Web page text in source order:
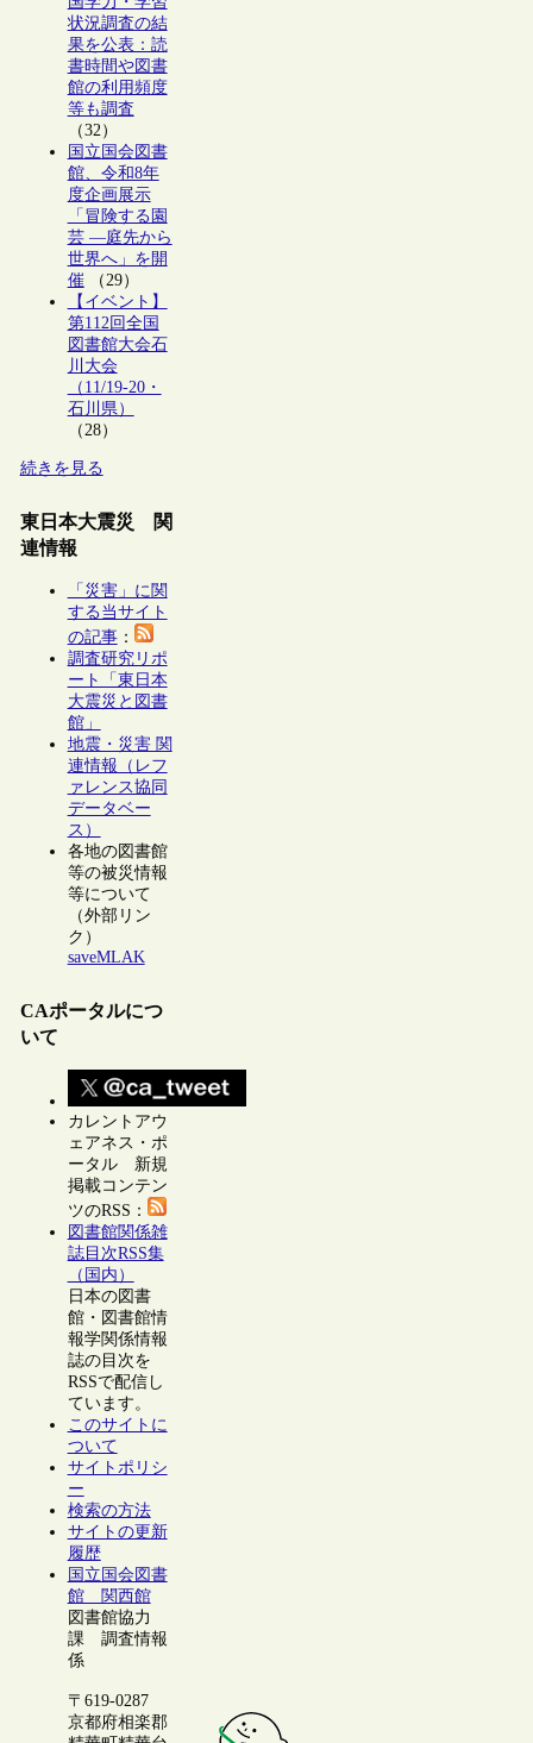
状況調査の結
果を公表：読
書時間や図書
館の利用頻度
等も調査
（32）
国立国会図書
館、令和8年
度企画展示
「冒険する園
芸 ―庭先から
世界へ」を開
催（29）
【イベント】
第112回全国
図書館大会石
川大会
（11/19-20・
石川県）
（28）
続きを見る
東日本大震災 関
連情報
「災害」に関
する当サイト
の記事：
調査研究リポ
ート「東日本
大震災と図書
館」
地震・災害 関
連情報（レフ
ァレンス協同
データベー
ス）
各地の図書館
等の被災情報
等について
（外部リン
ク）
saveMLAK
CAポータルにつ
いて
カレントアウ
ェアネス・ポ
ータル 新規
掲載コンテン
ツのRSS：
図書館関係雑
誌目次RSS集
（国内）
日本の図書
館・図書館情
報学関係情報
誌の目次を
RSSで配信し
ています。
このサイトに
ついて
サイトポリシ
ー
検索の方法
サイトの更新
履歴
国立国会図書
館 関西館
図書館協力
課 調査情報
係
〒619-0287
京都府相楽郡